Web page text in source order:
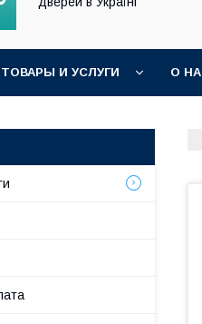
ТОВАРЫ И УСЛУГИ О